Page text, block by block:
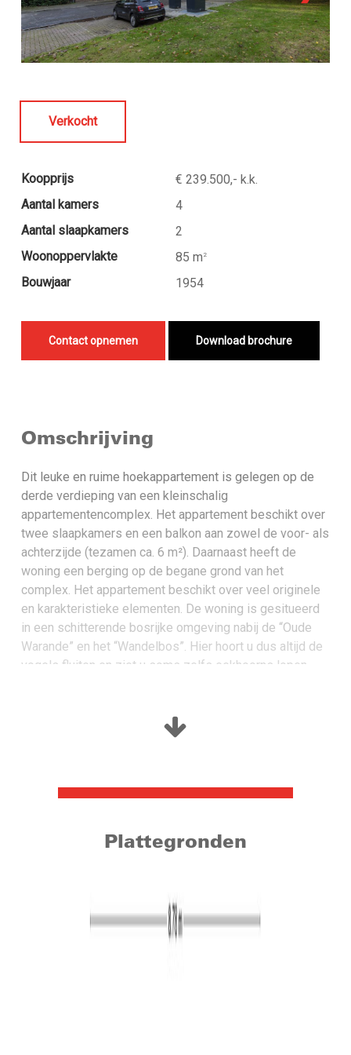
Verkocht
Koopprijs
€ 239.500,- k.k.
Aantal kamers
4
Aantal slaapkamers
2
Woonoppervlakte
85 m 2
Bouwjaar 1954
Contact opnemen Download brochure
Omschrijving
Dit leuke en ruime hoekappartement is gelegen op de
derde verdieping van een kleinschalig
appartementencomplex. Het appartement beschikt over
twee slaapkamers en een balkon aan zowel de voor- als
achterzijde (tezamen ca. 6 m²). Daarnaast heeft de
woning een berging op de begane grond van het
complex. Het appartement beschikt over veel originele
en karakteristieke elementen. De woning is gesitueerd
in een schitterende bosrijke omgeving nabij de “Oude
Warande” en het “Wandelbos”. Hier hoort u dus altijd de
vogels fluiten en ziet u soms zelfs eekhoorns lopen.
afstand. Verschillende scholen, de universiteit van
Tilburg, het treinstation Tilburg-Universiteit, diverse
afstand. Het centrum van Tilburg bereikt u op de fiets in
Eindhoven, Breda en ’s ‘s-Hertogenbosch vanaf de
woning uitstekend te bereiken.
Inhoud: circa 266 m³
Balkons: circa 6 m²
Plattegronden